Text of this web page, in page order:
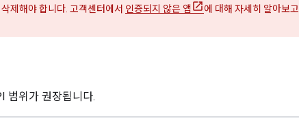
제해야 합니다. 고객센터에서 인증되지 않은 앱 에 대해 자세히 알아보고
범위가 권장됩니다.